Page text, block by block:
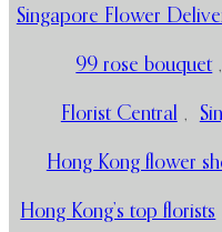
Singapore Flower
99 rose bouquet ,
Florist Central ,
Hong Kong flower
Hong Kong’s top florists